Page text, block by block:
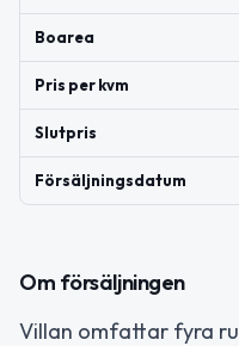
Boarea
Pris per kvm
Slutpris
Försäljningsdatum
Om försäljningen
Villan omfattar fyra